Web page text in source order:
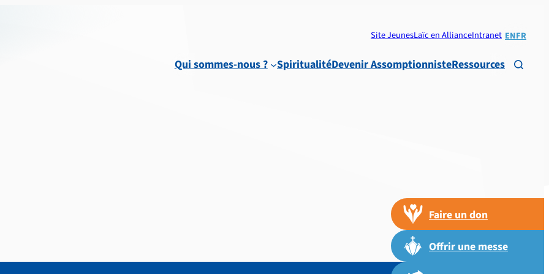
Site JeunesLaïc en AllianceIntranet ENFR
Qui sommes-nous ? SpiritualitéDevenir AssomptionnisteRessources 
Faire un don
Offrir une messe